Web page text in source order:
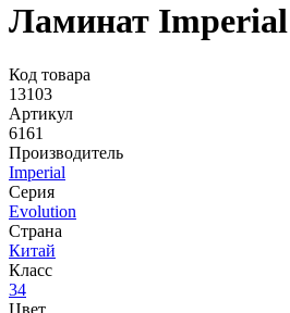
Ламинат
Код товара
13103
Артикул
6161
Производитель
Imperial
Серия
Evolution
Страна
Китай
Класс
34
Цвет